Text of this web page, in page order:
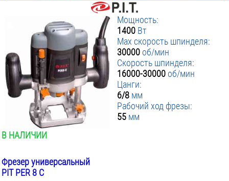
Мощность:
1400 Вт
Max скорость шпинделя:
30000 об/мин
Скорость шпинделя:
16000-30000 об/мин
Цанги:
6/8 мм
Рабочий ход фрезы:
55 мм
В НАЛИЧИИ
Фрезер универсальный
PIT PER 8 C